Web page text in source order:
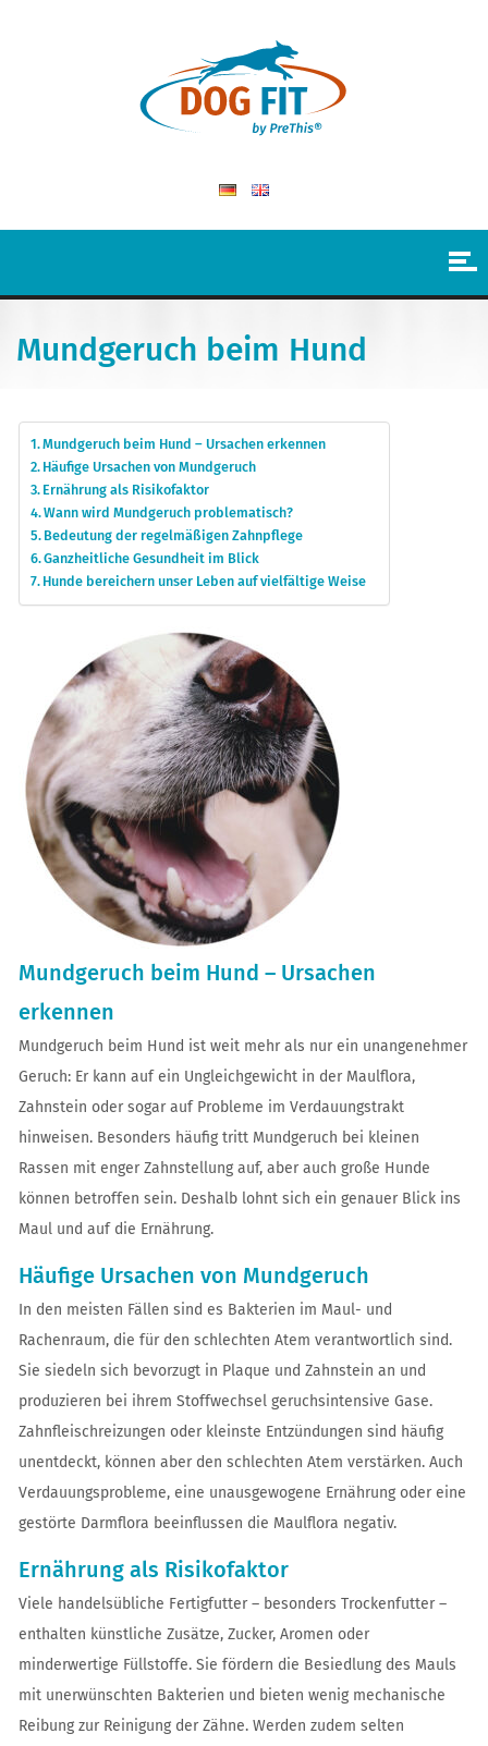
Mundgeruch beim Hund
Mundgeruch beim Hund – Ursachen erkennen
Häufige Ursachen von Mundgeruch
Ernährung als Risikofaktor
Wann wird Mundgeruch problematisch?
Bedeutung der regelmäßigen Zahnpflege
Ganzheitliche Gesundheit im Blick
Hunde bereichern unser Leben auf vielfältige Weise
Mundgeruch beim Hund – Ursachen
erkennen
Mundgeruch beim Hund ist weit mehr als nur ein unangenehmer
Geruch: Er kann auf ein Ungleichgewicht in der Maulflora,
Zahnstein oder sogar auf Probleme im Verdauungstrakt
hinweisen. Besonders häufig tritt Mundgeruch bei kleinen
Rassen mit enger Zahnstellung auf, aber auch große Hunde
können betroffen sein. Deshalb lohnt sich ein genauer Blick ins
Maul und auf die Ernährung.
Häufige Ursachen von Mundgeruch
In den meisten Fällen sind es Bakterien im Maul- und
Rachenraum, die für den schlechten Atem verantwortlich sind.
Sie siedeln sich bevorzugt in Plaque und Zahnstein an und
produzieren bei ihrem Stoffwechsel geruchsintensive Gase.
Zahnfleischreizungen oder kleinste Entzündungen sind häufig
unentdeckt, können aber den schlechten Atem verstärken. Auch
Verdauungsprobleme, eine unausgewogene Ernährung oder eine
gestörte Darmflora beeinflussen die Maulflora negativ.
Ernährung als Risikofaktor
Viele handelsübliche Fertigfutter – besonders Trockenfutter –
enthalten künstliche Zusätze, Zucker, Aromen oder
minderwertige Füllstoffe. Sie fördern die Besiedlung des Mauls
mit unerwünschten Bakterien und bieten wenig mechanische
Reibung zur Reinigung der Zähne. Werden zudem selten